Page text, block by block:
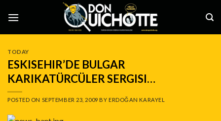
TODAY
ESKISEHIR’DE BULGAR
KARIKATÜRCÜLER SERGISI…
POSTED ON SEPTEMBER 23, 2009 BY ERDOĞAN KARAYEL